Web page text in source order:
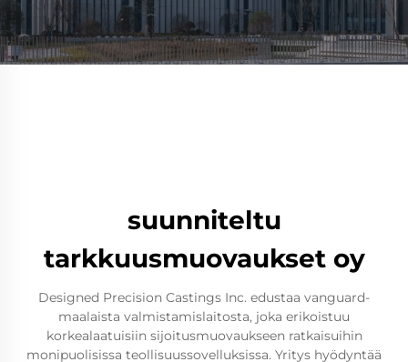
suunniteltu
tarkkuusmuovaukset oy
Designed Precision Castings Inc. edustaa vanguard-
maalaista valmistamislaitosta, joka erikoistuu
korkealaatuisiin sijoitusmuovaukseen ratkaisuihin
monipuolisissa teollisuussovelluksissa. Yritys hyödyntää